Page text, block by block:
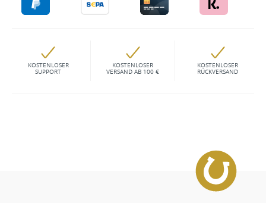
KOSTENLOSER
SUPPORT
KOSTENLOSER
VERSAND AB 100 €
KOSTENLOSER
RÜCKVERSAND